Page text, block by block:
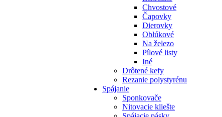
Chvostové
Čapovky
Dierovky
Oblúkové
Na železo
Pílové listy
Iné
Drôtené kefy
Rezanie polystyrénu
Spájanie
Sponkovače
Nitovacie kliešte